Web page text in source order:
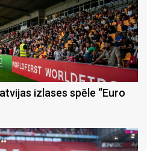
izlases spēle “Euro